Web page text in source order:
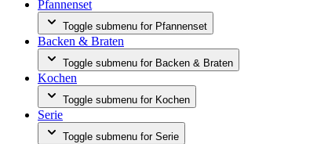
Pfannenset
Toggle submenu for Pfannenset
Backen & Braten
Toggle submenu for Backen & Braten
Kochen
Toggle submenu for Kochen
Serie
Toggle submenu for Serie